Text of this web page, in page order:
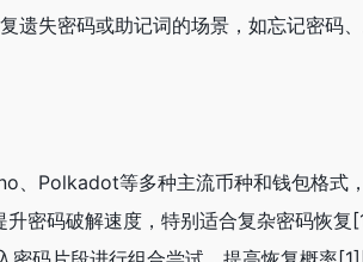
失密码或助记词的场景，如忘记密码、
Polkadot等多种主流币种和钱包格式
密码破解速度，特别适合复杂密码恢